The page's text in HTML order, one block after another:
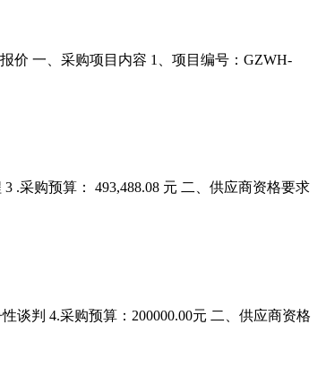
价 一、采购项目内容 1、项目编号：GZWH-
.采购预算： 493,488.08 元 二、供应商资格要求
谈判 4.采购预算：200000.00元 二、供应商资格